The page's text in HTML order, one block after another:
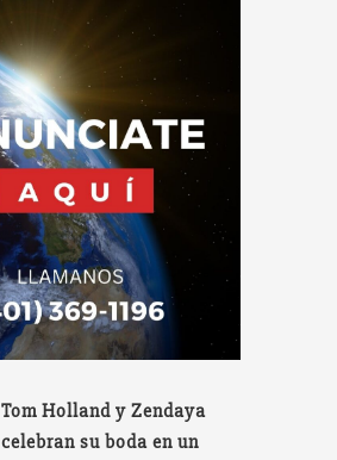
Tom Holland y Zendaya
celebran su boda en un